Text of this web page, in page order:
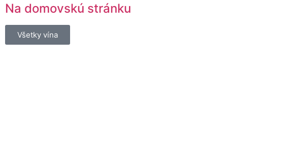
Na domovskú stránku
Všetky vína